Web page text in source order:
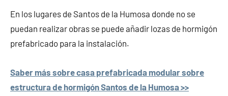
En los lugares de Santos de la Humosa donde no se
puedan realizar obras se puede añadir lozas de hormigón
prefabricado para la instalación.
Saber más sobre casa prefabricada modular sobre
estructura de hormigón Santos de la Humosa >>